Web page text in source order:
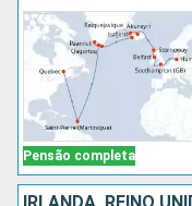
Pensão completa